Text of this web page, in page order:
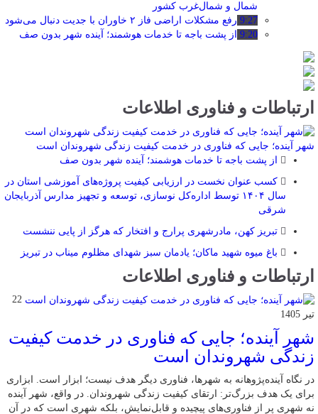
شمال و شمال‌غرب کشور
9:27 رفع مشکلات اراضی فاز ۲ خاوران با جدیت دنبال می‌شود
9:20 از پشت باجه تا خدمات هوشمند؛ آینده شهر بدون صف
ارتباطات و فناوری اطلاعات
شهر آینده؛ جایی که فناوری در خدمت کیفیت زندگی شهروندان است
از پشت باجه تا خدمات هوشمند؛ آینده شهر بدون صف
کسب عنوان نخست در ارزیابی کیفیت پروژه‌های آموزشی استان در
سال ۱۴۰۴ توسط اداره‌کل نوسازی، توسعه و تجهیز مدارس آذربایجان
شرقی
تبریز کهن، مادرشهری پرارج و افتخار که هرگز از پایی ننشست
باغ میوه شهید ماکان؛ یادمان سبز شهدای مظلوم میناب در تبریز
ارتباطات و فناوری اطلاعات
22
تیر 1405
شهر آینده؛ جایی که فناوری در خدمت کیفیت
زندگی شهروندان است
در نگاه آینده‌پژوهانه به شهرها، فناوری دیگر هدف نیست؛ ابزار است. ابزاری
برای یک هدف بزرگ‌تر: ارتقای کیفیت زندگی شهروندان. در واقع، شهر آینده
نه شهری پر از فناوری‌های پیچیده و قابل‌نمایش، بلکه شهری است که در آن